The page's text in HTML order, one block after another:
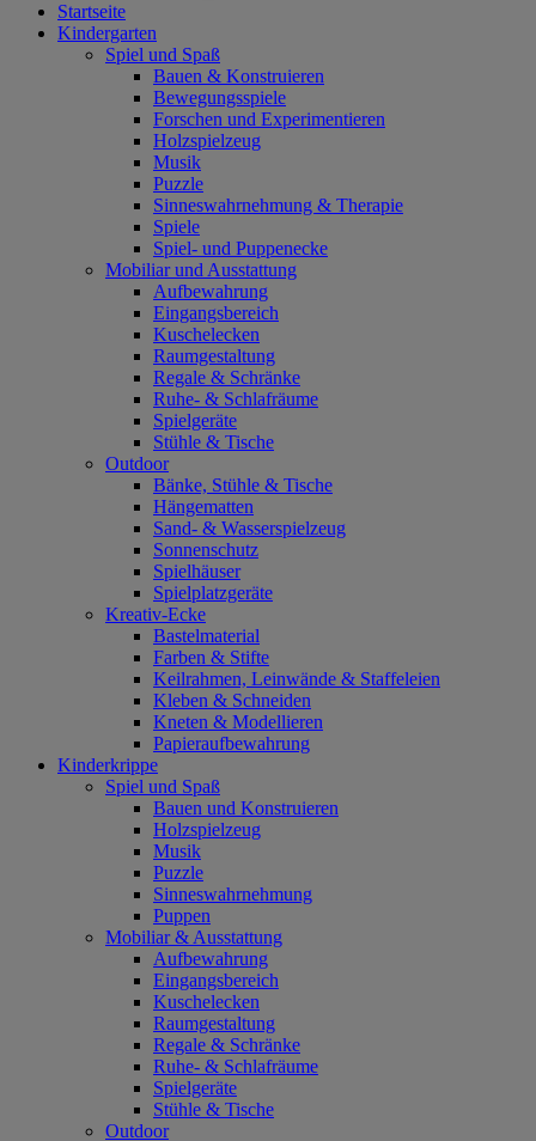
Startseite
Kindergarten
Spiel und Spaß
Bauen & Konstruieren
Bewegungsspiele
Forschen und Experimentieren
Holzspielzeug
Musik
Puzzle
Sinneswahrnehmung & Therapie
Spiele
Spiel- und Puppenecke
Mobiliar und Ausstattung
Aufbewahrung
Eingangsbereich
Kuschelecken
Raumgestaltung
Regale & Schränke
Ruhe- & Schlafräume
Spielgeräte
Stühle & Tische
Outdoor
Bänke, Stühle & Tische
Hängematten
Sand- & Wasserspielzeug
Sonnenschutz
Spielhäuser
Spielplatzgeräte
Kreativ-Ecke
Bastelmaterial
Farben & Stifte
Keilrahmen, Leinwände & Staffeleien
Kleben & Schneiden
Kneten & Modellieren
Papieraufbewahrung
Kinderkrippe
Spiel und Spaß
Bauen und Konstruieren
Holzspielzeug
Musik
Puzzle
Sinneswahrnehmung
Puppen
Mobiliar & Ausstattung
Aufbewahrung
Eingangsbereich
Kuschelecken
Raumgestaltung
Regale & Schränke
Ruhe- & Schlafräume
Spielgeräte
Stühle & Tische
Outdoor